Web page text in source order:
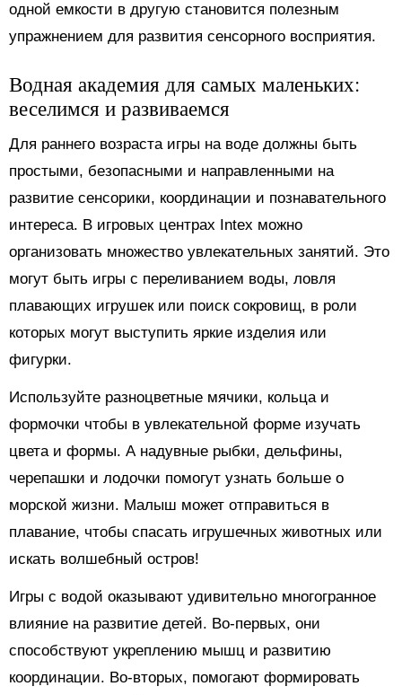
одной емкости в другую становится полезным
упражнением для развития сенсорного восприятия.
Водная академия для самых маленьких:
веселимся и развиваемся
Для раннего возраста игры на воде должны быть
простыми, безопасными и направленными на
развитие сенсорики, координации и познавательного
интереса. В игровых центрах Intex можно
организовать множество увлекательных занятий. Это
могут быть игры с переливанием воды, ловля
плавающих игрушек или поиск сокровищ, в роли
которых могут выступить яркие изделия или
фигурки.
Используйте разноцветные мячики, кольца и
формочки чтобы в увлекательной форме изучать
цвета и формы. А надувные рыбки, дельфины,
черепашки и лодочки помогут узнать больше о
морской жизни. Малыш может отправиться в
плавание, чтобы спасать игрушечных животных или
искать волшебный остров!
Игры с водой оказывают удивительно многогранное
влияние на развитие детей. Во-первых, они
способствуют укреплению мышц и развитию
координации. Во-вторых, помогают формировать